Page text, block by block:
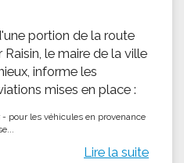
portion de la route
le maire de la ville
informe les
mises en place :
pour les véhicules en provenance
Lire la suite